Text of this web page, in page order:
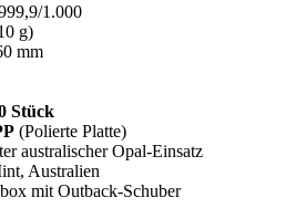
1.000
g)
mm
Stück
(Polierte Platte)
australischer Opal-Einsatz
Australien
mit Outback-Schuber